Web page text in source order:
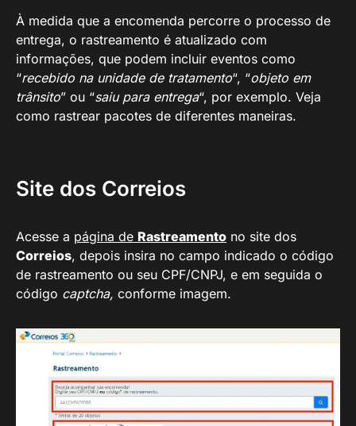
À medida que a encomenda percorre o processo de
entrega, o rastreamento é atualizado com
informações, que podem incluir eventos como
“recebido na unidade de tratamento“, “objeto em
trânsito” ou “saiu para entrega“, por exemplo. Veja
como rastrear pacotes de diferentes maneiras.
Site dos Correios
Acesse a página de Rastreamento no site dos
Correios, depois insira no campo indicado o código
de rastreamento ou seu CPF/CNPJ, e em seguida o
código captcha, conforme imagem.